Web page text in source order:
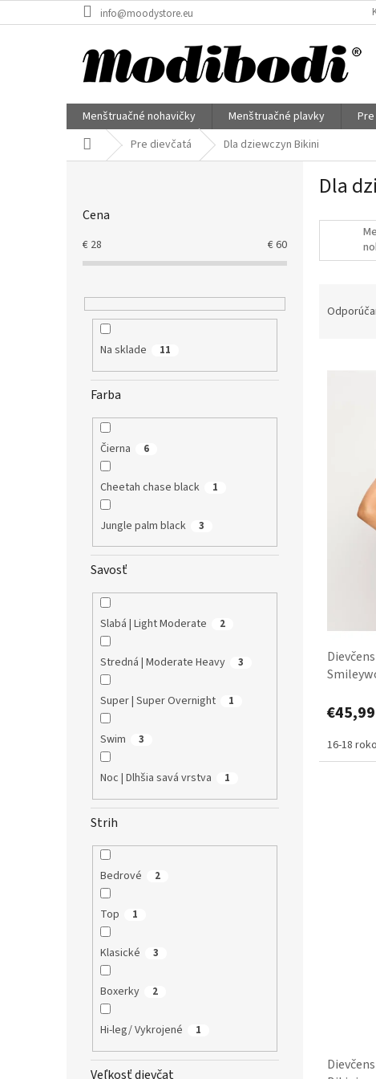
na
info@moodystore.eu
Menštruačné nohavičky Menštruačné plavky
DomovPre dievčatá Dla dziewczyn Bikini
Cena
€ 28 €60
Na sklade 11
Farba
Čierna 6
Cheetah chase black 1
Jungle palm black 3
Savosť
Slabá | Light Moderate 2
Stredná | Moderate Heavy 3
Super | Super Overnight 1
Swim 3
Noc | Dlhšia savá vrstva 1
Strih
Bedrové 2
Top 1
Klasické 3
Boxerky 2
Hi-leg/ Vykrojené 1
Veľkosť dievčat
Dla
€45,99
16-18